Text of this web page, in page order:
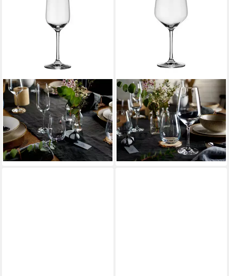
VILLEROY & BOCH
Sektglas Voice Basic
Sektgläser 360 ml 4er Set, 4-
tlg., Glas
ab 31,63 €
lieferbar - in 2-3 Werktagen bei dir
VILLEROY & BOCH
Rotweinglas Voice Basic
Rotweingläser 200 ml 4er
Set, 4-tlg., Glas
(1)
ab 27,46 €
lieferbar - in 2-3 Werktagen bei dir